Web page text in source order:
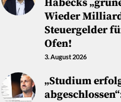
Habecks
Wieder
Steuergelder
Ofen!
3. August 2026
„Studium